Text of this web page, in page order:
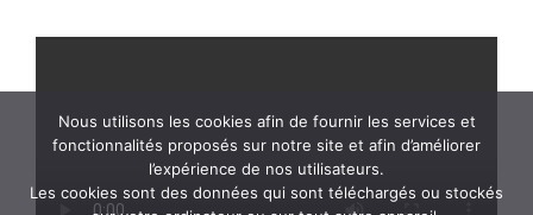
Nous utilisons les cookies afin de fournir les services et
fonctionnalités proposés sur notre site et afin d’améliorer
l’expérience de nos utilisateurs.
Les cookies sont des données qui sont téléchargés ou stockés